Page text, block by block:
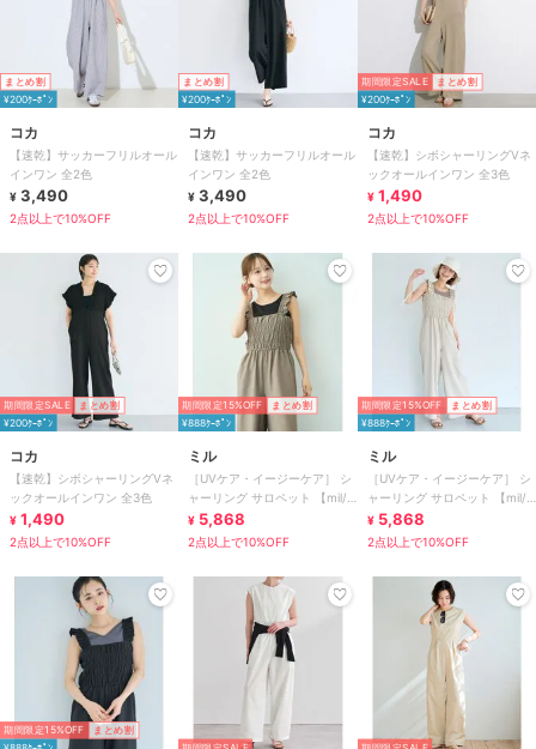
まとめ割
¥200ｸｰﾎﾟﾝ
コカ
【速乾】サッカーフリルオール
インワン 全2色
¥ 3,490
2点以上で10%OFF
まとめ割
¥200ｸｰﾎﾟﾝ
コカ
【速乾】サッカーフリルオール
インワン 全2色
¥ 3,490
2点以上で10%OFF
期間限定SALE
まとめ割
¥200ｸｰﾎﾟﾝ
コカ
【速乾】シボシャーリングVネ
ックオールインワン 全3色
¥ 1,490
2点以上で10%OFF
期間限定SALE
まとめ割
¥200ｸｰﾎﾟﾝ
コカ
【速乾】シボシャーリングVネ
ックオールインワン 全3色
¥ 1,490
2点以上で10%OFF
期間限定15%OFF
まとめ割
¥888ｸｰﾎﾟﾝ
ミル
［UVケア・イージーケア］ シ
ャーリング サロペット 【mil/
ミル】
¥ 5,868
2点以上で10%OFF
期間限定15%OFF
まとめ割
¥888ｸｰﾎﾟﾝ
ミル
［UVケア・イージーケア］ シ
ャーリング サロペット 【mil/
ミル】
¥ 5,868
2点以上で10%OFF
期間限定15%OFF
まとめ割